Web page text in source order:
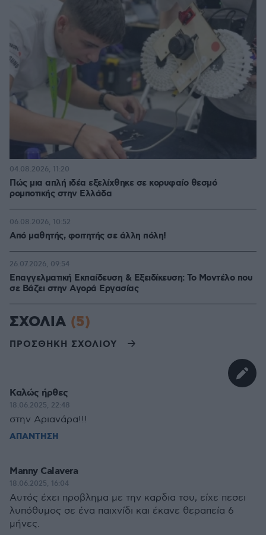
Πώς μια απλή ιδέα εξελίχθηκε σε κορυφαίο θεσμό
ρομποτικής στην Ελλάδα
04.08.2026, 11:20
Από μαθητής, φοιτητής σε άλλη πόλη!
06.08.2026, 10:52
Επαγγελματική Εκπαίδευση & Εξειδίκευση: Το Mοντέλο που
σε Bάζει στην Aγορά Eργασίας
26.07.2026, 09:54
ΣΧΟΛΙΑ (5)
ΠΡΟΣΘΗΚΗ ΣΧΟΛΙΟΥ
Καλώς ήρθες
18.06.2025, 22:48
στην Αριανάρα!!!
ΑΠΑΝΤΗΣΗ
Manny Calavera
18.06.2025, 16:04
Αυτός έχει προβλημα με την καρδια του, είχε πεσει
λυπόθυμος σε ένα παιχνίδι και έκανε θεραπεία 6
μήνες.